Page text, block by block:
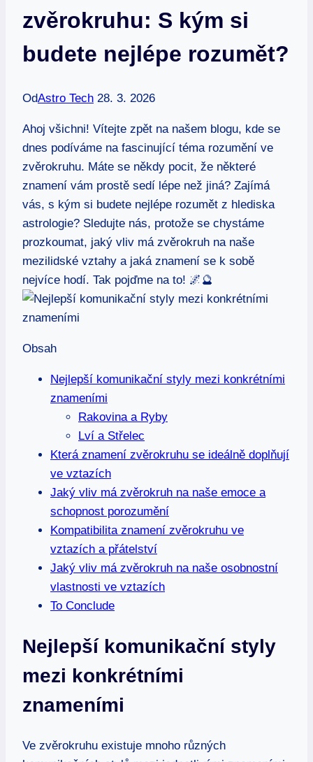
zvěrokruhu: S kým si
budete nejlépe rozumět?
OdAstro Tech 28. 3. 2026
Ahoj všichni! Vítejte zpět na našem blogu, kde se
dnes podíváme na fascinující téma rozumění ve
zvěrokruhu. Máte se někdy pocit, že některé
znamení vám prostě sedí lépe než jiná? Zajímá
vás, s kým si budete nejlépe rozumět z hlediska
astrologie? Sledujte nás, protože se chystáme
prozkoumat, jaký vliv má zvěrokruh na naše
mezilidské vztahy a jaká znamení se k sobě
nejvíce hodí. Tak pojďme na to! 🌌🔮
Obsah
Nejlepší komunikační styly mezi konkrétními
znameními
Rakovina a Ryby
Lví a Střelec
Která znamení zvěrokruhu se ideálně doplňují
ve vztazích
Jaký vliv má zvěrokruh na naše emoce a
schopnost porozumění
Kompatibilita znamení zvěrokruhu ve
vztazích a přátelství
Jaký vliv má zvěrokruh na naše osobnostní
vlastnosti ve vztazích
To Conclude
Nejlepší komunikační styly
mezi konkrétními
znameními
Ve zvěrokruhu existuje mnoho různých